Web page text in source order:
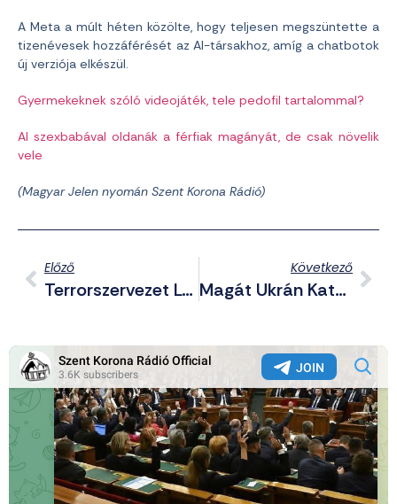
A Meta a múlt héten közölte, hogy teljesen megszüntette a
tizenévesek hozzáférését az AI-társakhoz, amíg a chatbotok
új verziója elkészül.
Gyermekeknek szóló videojáték, tele pedofil tartalommal?
AI szexbabával oldanák a férfiak magányát, de csak növelik
vele
(Magyar Jelen nyomán Szent Korona Rádió)
Előző
Terrorszervezet Lett Az EU-Ban Az Iráni Forradalmi Gárda; Feszültségek Az EU-Ban Ukrajna Támogatása Miatt; Október 7: Az Új Holokauszt – Telegram Posztjaink (2026.01.29.)
Következő
Magát Ukrán Katonának Kiadó Fenyegette Meg Robbantással A Hajdú-Bihari Iskolákat